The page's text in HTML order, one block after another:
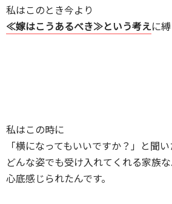
私はこのとき今より
≪嫁はこうあるべき≫という考えに
私はこの時に
「横になってもいいですか？」と聞
どんな姿でも受け入れてくれる家族
心底感じられたんです。